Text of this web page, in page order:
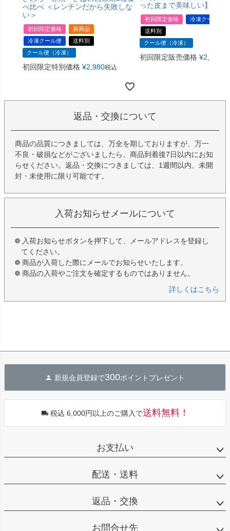
べ比べ ＜レンチンだから失敗しな
い＞
初回限定価格
新商品
冷凍クール便
送料別
クール便（冷凍）
初回限定特別価格 ¥2,980税込
った皮まで美味しい】
初回限定価格
冷凍クール便
送料別
クール便（冷凍）
初回限定販売価格 ¥2,980
返品・交換について
商品の品質につきましては、万全を期しておりますが、万一
不良・破損などがございましたら、商品到着後7日以内にお知
らせください。返品・交換につきましては、1週間以内、未開
封・未使用に限り可能です。
入荷お知らせメールについて
入荷お知らせボタンを押下して、メールアドレスを登録し
てください。
商品が入荷した際にメールでお知らせいたします。
商品の入荷やご注文を確定するものではありません。
詳しくはこちら
新規会員登録で300ポイントプレゼント
税込 6,000円以上のご購入で送料無料！
お支払い
配送・送料
返品・交換
お問合せ先